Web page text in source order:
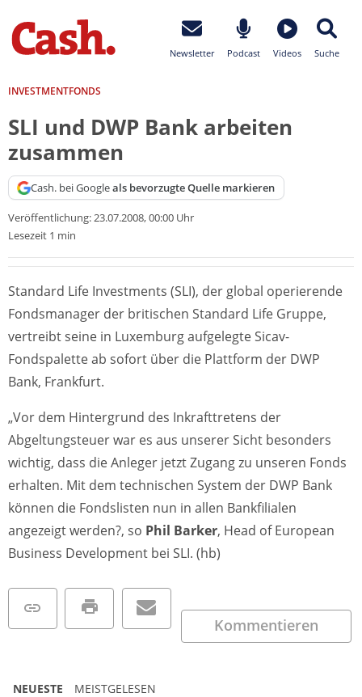
Newsletter Podcast Videos Suche
INVESTMENTFONDS
SLI und DWP Bank arbeiten
zusammen
Cash. bei Googleals bevorzugte Quelle markieren
Veröffentlichung:23.07.2008, 00:00 Uhr
Lesezeit 1 min
Standard Life Investments (SLI), der global operierende
Fondsmanager der britischen Standard Life Gruppe,
vertreibt seine in Luxemburg aufgelegte Sicav-
Fondspalette ab sofort über die Plattform der DWP
Bank, Frankfurt.
„Vor dem Hintergrund des Inkrafttretens der
Abgeltungsteuer war es aus unserer Sicht besonders
wichtig, dass die Anleger jetzt Zugang zu unseren Fonds
erhalten. Mit dem technischen System der DWP Bank
können die Fondslisten nun in allen Bankfilialen
angezeigt werden?, so Phil Barker, Head of European
Business Development bei SLI. (hb)
Kommentieren
NEUESTE MEISTGELESEN